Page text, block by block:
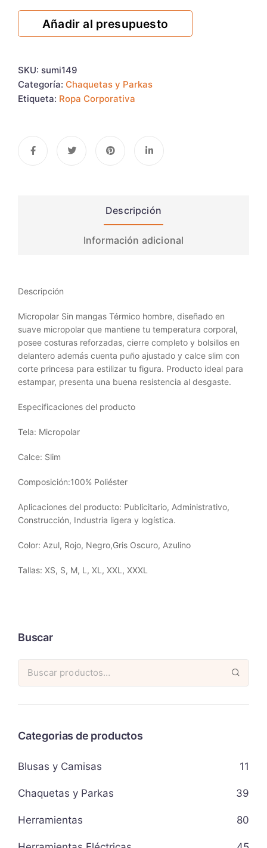
Añadir al presupuesto
SKU: sumi149
Categoría: Chaquetas y Parkas
Etiqueta: Ropa Corporativa
Descripción
Información adicional
Descripción
Micropolar Sin mangas Térmico hombre, diseñado en
suave micropolar que mantiene tu temperatura corporal,
posee costuras reforzadas, cierre completo y bolsillos en
delantero además cuenta puño ajustado y calce slim con
corte princesa para estilizar tu figura. Producto ideal para
estampar, presenta una buena resistencia al desgaste.
Especificaciones del producto
Tela: Micropolar
Calce: Slim
Composición:100% Poliéster
Aplicaciones del producto: Publicitario, Administrativo,
Construcción, Industria ligera y logística.
Color: Azul, Rojo, Negro,Gris Oscuro, Azulino
Tallas: XS, S, M, L, XL, XXL, XXXL
Buscar
Categorias de productos
Blusas y Camisas 11
Chaquetas y Parkas 39
Herramientas 80